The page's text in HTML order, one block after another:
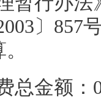
〕857
总金额：